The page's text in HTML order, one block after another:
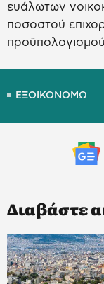
ευάλωτων
ποσοστού
ΕΞΟΙΚΟΝΟΜΩ
Διαβάστε